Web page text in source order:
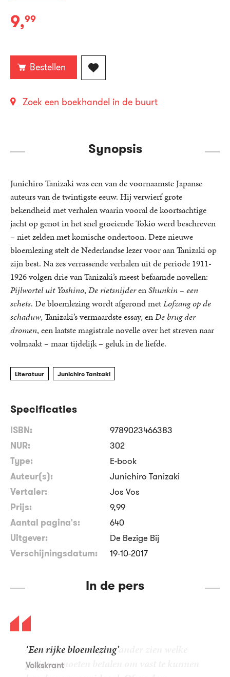
E-
9,99
Bestellen
Zoek een boekhandel in de buurt
Synopsis
Junichiro Tanizaki was een van de voornaamste Japanse
auteurs van de twintigste eeuw. Hij verwierf grote
bekendheid met verhalen waarin vooral de koortsachtige
jacht op genot in het snel groeiende Tokio werd beschreven
– niet zelden met komische ondertoon. Deze nieuwe
bloemlezing stelt de Nederlandse lezer voor aan Tanizaki op
zijn best. Na zes verrassende verhalen uit de periode 1911-
1926 volgen drie van Tanizaki’s meest befaamde novellen:
Pijlwortel uit Yoshino, De rietsnijderenShunkin – een
schets. De bloemlezing wordt afgerond metLofzang op de
schaduw, Tanizaki’s vermaardste essay, enDe brug der
dromen, een laatste magistrale novelle over het streven naar
volmaakt – maar tijdelijk – geluk in de liefde.
Literatuur Junichiro Tanizaki
Specificaties
ISBN:
9789023466383
NUR:
302
Type:
E-book
Auteur(s):
Junichiro Tanizaki
Vertaler:
Jos Vos
Prijs:
9,99
Aantal pagina's:
640
Uitgever:
De Bezige Bij
Verschijningsdatum:
19-10-2017
In de pers
‘Een rijke bloemlezing’
Volkskrant